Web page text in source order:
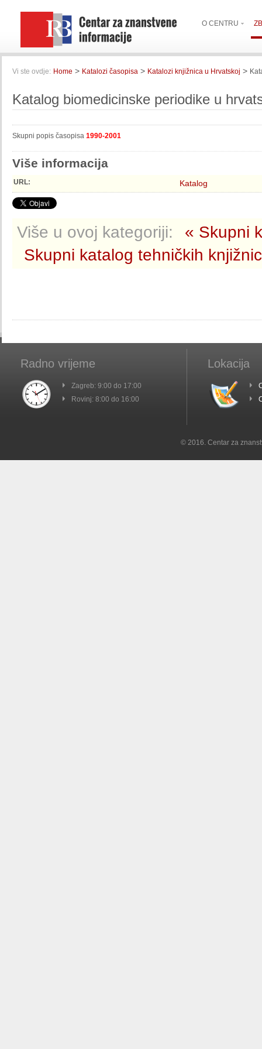
O CENTRU
Vi ste ovdje: Home > Katalozi časopisa > Katalozi knjižnica u Hrvatskoj >
Katalog biomedicinske periodike u
Skupni popis časopisa 1990-2001
Više informacija
URL: Katalog
Više u ovoj kategoriji:
« Skupni
Skupni katalog tehničkih
Radno vrijeme
Zagreb: 9:00 do 17:00
Rovinj: 8:00 do 16:00
Lokacija
© 2016. Centar za